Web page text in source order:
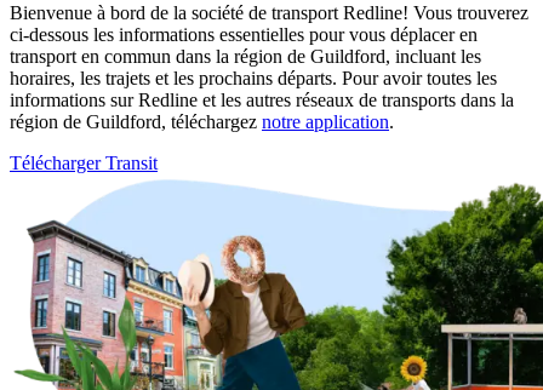
Bienvenue à bord de la société de transport Redline! Vous trouverez
ci-dessous les informations essentielles pour vous déplacer en
transport en commun dans la région de Guildford, incluant les
horaires, les trajets et les prochains départs. Pour avoir toutes les
informations sur Redline et les autres réseaux de transports dans la
région de Guildford, téléchargez notre application.
Télécharger Transit